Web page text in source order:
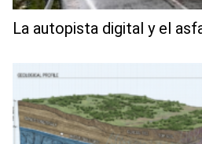
La autopista digital y el